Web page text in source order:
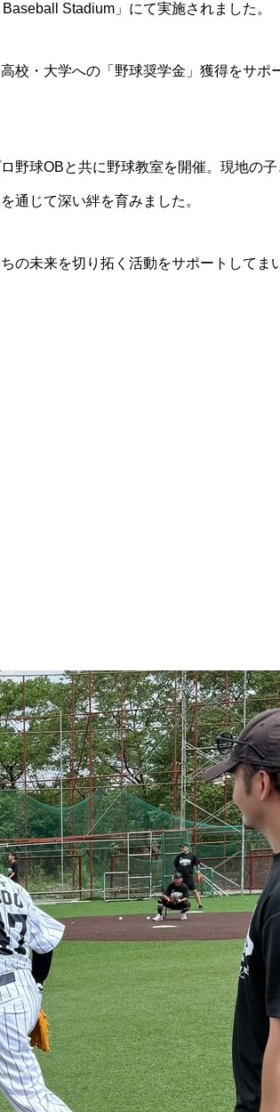
Stadium」にて実施されました。
校・大学への「野球奨学金」獲得をサポ
野球OBと共に野球教室を開催。現地の
通じて深い絆を育みました。
の未来を切り拓く活動をサポートしてま